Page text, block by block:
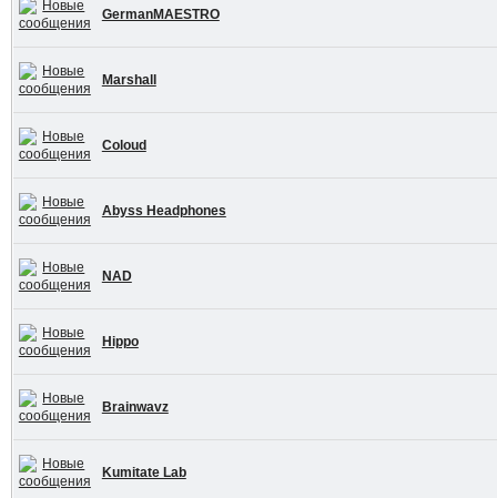
GermanMAESTRO
Marshall
Coloud
Abyss Headphones
NAD
Hippo
Brainwavz
Kumitate Lab